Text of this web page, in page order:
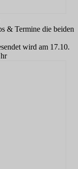
& Termine die beiden
wird am 17.10.